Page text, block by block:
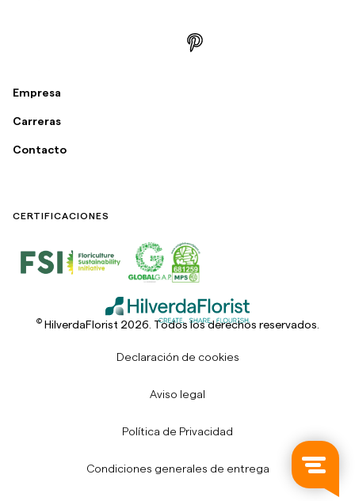
Empresa
Carreras
Contacto
CERTIFICACIONES
©HilverdaFlorist 2026. Todos los derechos reservados.
Declaración de cookies
Aviso legal
Política de Privacidad
Condiciones generales de entrega